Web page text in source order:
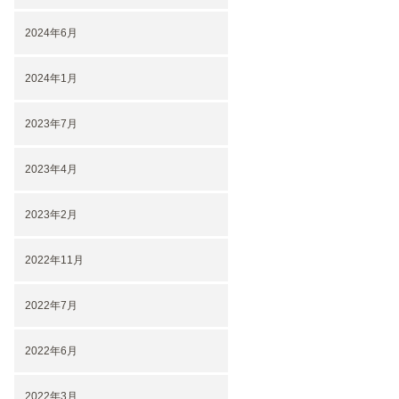
2024年6月
2024年1月
2023年7月
2023年4月
2023年2月
2022年11月
2022年7月
2022年6月
2022年3月